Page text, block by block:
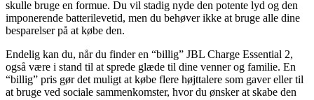
skulle bruge en formue. Du vil stadig nyde den potente lyd og den
imponerende batterilevetid, men du behøver ikke at bruge alle dine
besparelser på at købe den.
Endelig kan du, når du finder en “billig” JBL Charge Essential 2,
også være i stand til at sprede glæde til dine venner og familie. En
“billig” pris gør det muligt at købe flere højttalere som gaver eller til
at bruge ved sociale sammenkomster, hvor du ønsker at skabe den